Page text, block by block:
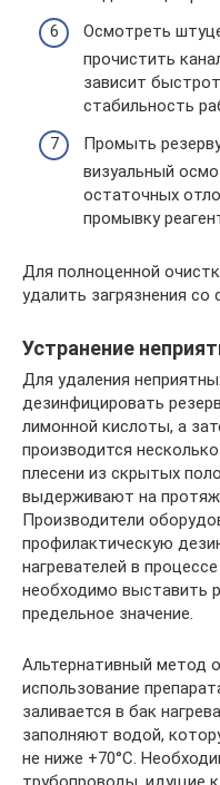
Осмотреть
прочистить
зависит
стабильность
Промыть
визуальный
остаточных
промывку
Для полноценной
удалить загрязнения со
Устранение
Для удаления
дезинфицировать
лимонной кислоты, а
производится
плесени из скрытых
выдерживают на
Производители
профилактическую
нагревателей в
необходимо выставить
предельное значение.
Альтернативный метод
использование
заливается в бак
заполняют водой,
не ниже +70°С.